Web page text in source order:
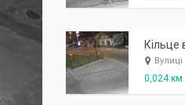
Вулиці
0,024 км.